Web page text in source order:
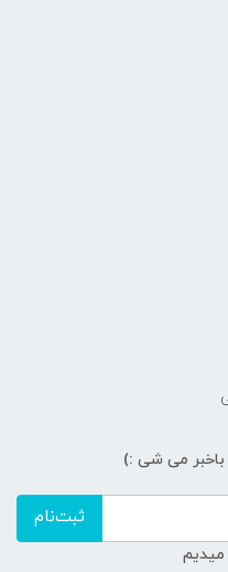
باخبر می شی :)
ثبت‌نام
میدیم